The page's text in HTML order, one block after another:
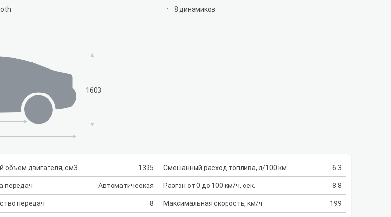
8 динамиков
1603
объем двигателя, см3 1395
передач Автоматическая
передач 8
Смешанный расход топлива, л/100 км 6.3
Разгон от 0 до 100 км/ч, сек. 8.8
Максимальная скорость, км/ч 199